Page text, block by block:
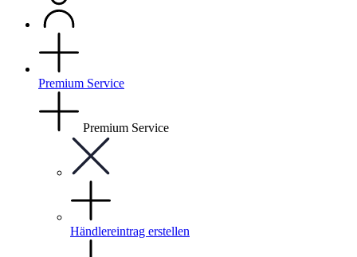
Premium Service
Premium Service
Händlereintrag erstellen